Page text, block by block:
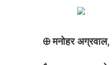
⊕ मनोहर